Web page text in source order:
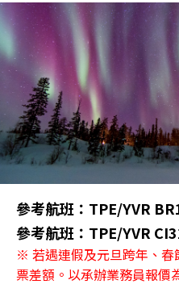
參考航班：TPE/YVR
參考航班：TPE/YVR
※ 若遇連假及元旦跨年、春
票差額。以承辦業務員報價